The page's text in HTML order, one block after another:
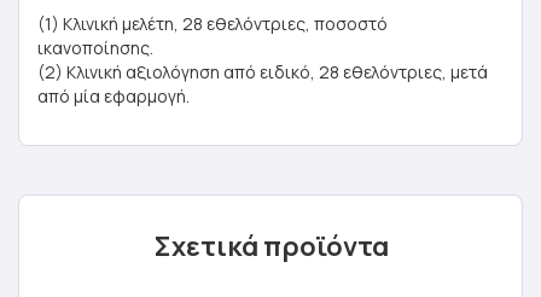
(1) Κλινική μελέτη, 28 εθελόντριες, ποσοστό
ικανοποίησης.
(2) Κλινική αξιολόγηση από ειδικό, 28 εθελόντριες, μετά
από μία εφαρμογή.
Σχετικά προϊόντα